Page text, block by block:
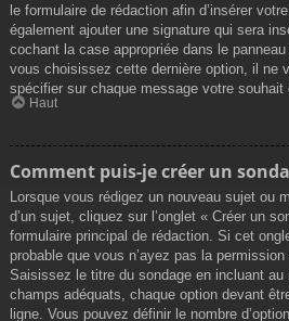
le formulaire de rédaction afin d’insérer
également ajouter une signature qui sera
cochant la case appropriée dans le
vous choisissez cette dernière option, il ne
spécifier sur chaque message votre souhait
Haut
Comment puis-je créer un
Lorsque vous rédigez un nouveau sujet ou
d’un sujet, cliquez sur l’onglet « Créer un
formulaire principal de rédaction. Si cet
probable que vous n’ayez pas la
Saisissez le titre du sondage en incluant
champs adéquats, chaque option devant
ligne. Vous pouvez définir le nombre